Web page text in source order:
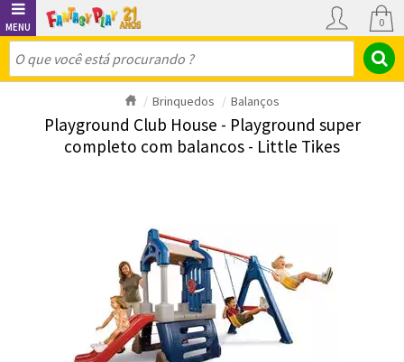
0
Brinquedos Balanços
Playground Club House - Playground super
completo com balancos - Little Tikes